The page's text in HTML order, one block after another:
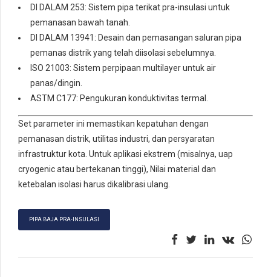
DI DALAM 253: Sistem pipa terikat pra-insulasi untuk
pemanasan bawah tanah.
DI DALAM 13941: Desain dan pemasangan saluran pipa
pemanas distrik yang telah diisolasi sebelumnya.
ISO 21003: Sistem perpipaan multilayer untuk air
panas/dingin.
ASTM C177: Pengukuran konduktivitas termal.
Set parameter ini memastikan kepatuhan dengan
pemanasan distrik, utilitas industri, dan persyaratan
infrastruktur kota. Untuk aplikasi ekstrem (misalnya, uap
cryogenic atau bertekanan tinggi), Nilai material dan
ketebalan isolasi harus dikalibrasi ulang.
PIPA BAJA PRA-INSULASI